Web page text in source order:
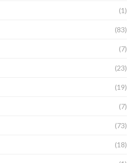
(1)
(83)
(7)
(23)
(19)
(7)
(73)
(18)